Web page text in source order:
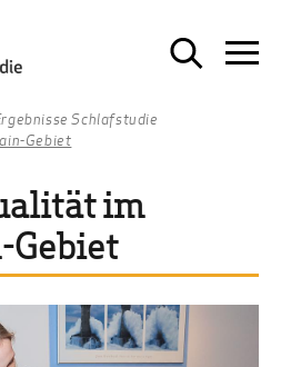
Schlafstudie
Gebiet
im